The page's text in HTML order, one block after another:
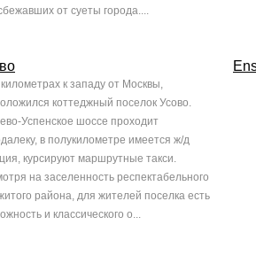
от суеты города....
к западу от Москвы,
коттеджный поселок Усово.
Успенское шоссе проходит
в полукилометре имеется ж/д
курсируют маршрутные такси.
на заселенность респектабельного
района, для жителей поселка есть
и классического о...